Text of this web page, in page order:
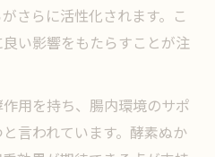
さらに活性化されます。こ
い影響をもたらすことが注
用を持ち、腸内環境のサポ
言われています。酵素ぬか